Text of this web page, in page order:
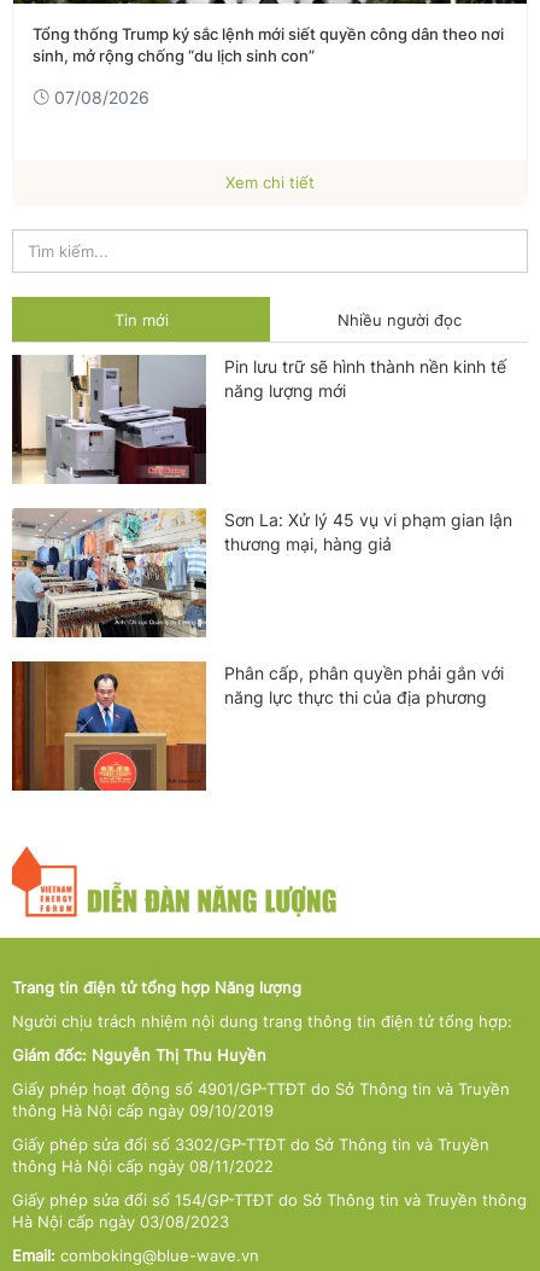
Tổng thống Trump ký sắc lệnh mới siết quyền công dân theo nơi
sinh, mở rộng chống “du lịch sinh con”
07/08/2026
Xem chi tiết
Tin mới Nhiều người đọc
Pin lưu trữ sẽ hình thành nền kinh tế
năng lượng mới
Sơn La: Xử lý 45 vụ vi phạm gian lận
thương mại, hàng giả
Phân cấp, phân quyền phải gắn với
năng lực thực thi của địa phương
Trang tin điện tử tổng hợp Năng lượng
Người chịu trách nhiệm nội dung trang thông tin điện tử tổng hợp:
Giám đốc: Nguyễn Thị Thu Huyền
Giấy phép hoạt động số 4901/GP-TTĐT do Sở Thông tin và Truyền
thông Hà Nội cấp ngày 09/10/2019
Giấy phép sửa đổi số 3302/GP-TTĐT do Sở Thông tin và Truyền
thông Hà Nội cấp ngày 08/11/2022
Giấy phép sửa đổi số 154/GP-TTĐT do Sở Thông tin và Truyền thông
Hà Nội cấp ngày 03/08/2023
Email: comboking@blue-wave.vn